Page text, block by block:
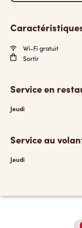
Wi-Fi gratuit
Sortir
Service en
Jeudi
Service au
Jeudi